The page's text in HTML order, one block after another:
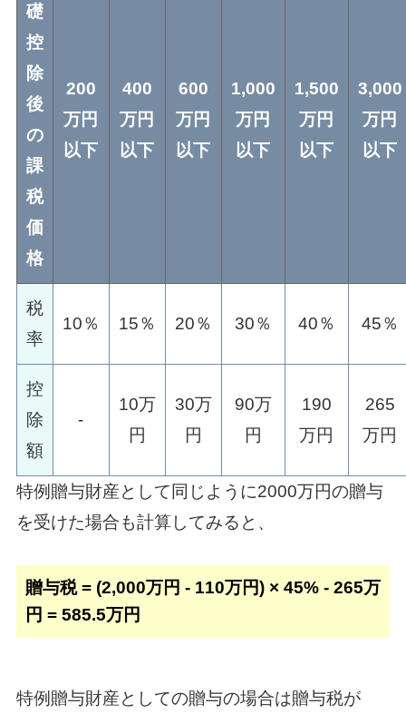
礎
控
除
後
の
課
税
価
格
200
万円
以下
400
万円
以下
600
万円
以下
1,000
万円
以下
1,500
万円
以下
3,000
万円
以下
税
率
10％ 15％ 20％ 30％ 40％ 45％
控
除
額
-
10万
円
30万
円
90万
円
190
万円
265
万円
特例贈与財産として同じように2000万円の贈与
を受けた場合も計算してみると、
贈与税 = (2,000万円 - 110万円) × 45% - 265万
円 = 585.5万円
特例贈与財産としての贈与の場合は贈与税が